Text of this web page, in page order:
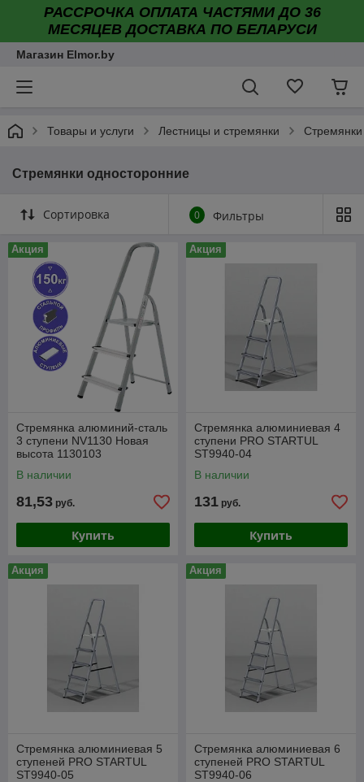
РАССРОЧКА ОПЛАТА ЧАСТЯМИ ДО 36
МЕСЯЦЕВ ДОСТАВКА ПО БЕЛАРУСИ
Магазин Elmor.by
Товары и услуги Лестницы и стремянки
Стремянки односторонние
Сортировка 0 Фильтры
Акция
Стремянка алюминий-сталь
3 ступени NV1130 Новая
высота 1130103
В наличии
81,53 руб.
Купить
Акция
Стремянка алюминиевая 4
ступени PRO STARTUL
ST9940-04
В наличии
131 руб.
Купить
Акция
Стремянка алюминиевая 5
ступеней PRO STARTUL
ST9940-05
Акция
Стремянка алюминиевая 6
ступеней PRO STARTUL
ST9940-06